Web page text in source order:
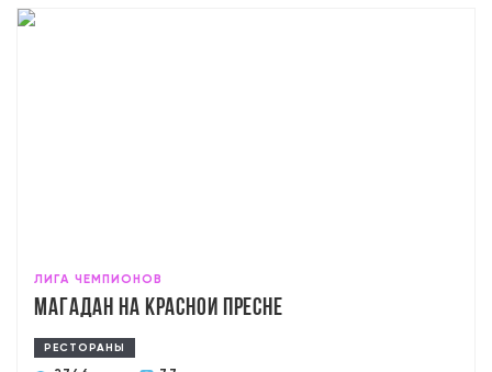
ЛИГА ЧЕМПИОНОВ
Магадан на Красной Пресне
РЕСТОРАНЫ